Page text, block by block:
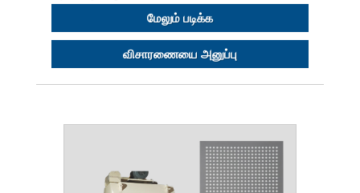
மேலும் படிக்க
விசாரணையை அனுப்பு